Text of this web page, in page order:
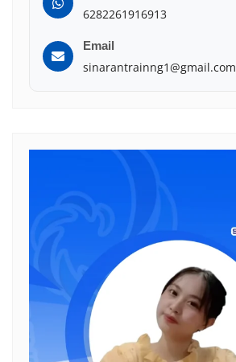
6282261916913
Email
sinarantrainng1@gmail.com